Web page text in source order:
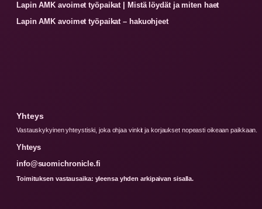
Lapin AMK avoimet työpaikat | Mistä löydät ja miten haet
Lapin AMK avoimet työpaikat – hakuohjeet
Yhteys
Vastauskykyinen yhteystiski, joka ohjaa vinkit ja korjaukset nopeasti oikeaan paikkaan.
Yhteys
info@suomichronicle.fi
Toimituksen vastausaika: yleensa yhden arkipaivan sisalla.